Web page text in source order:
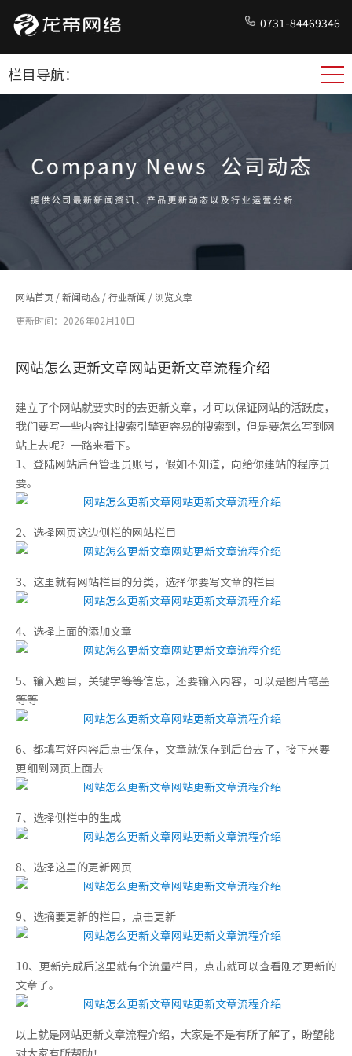
0731-84469346
栏目导航：
网站首页 /新闻动态 /行业新闻 / 浏览文章
更新时间：2026年02月10日
网站怎么更新文章网站更新文章流程介绍
建立了个网站就要实时的去更新文章，才可以保证网站的活跃度，
我们要写一些内容让搜索引擎更容易的搜索到，但是要怎么写到网
站上去呢？一路来看下。
1、登陆网站后台管理员账号，假如不知道，向给你建站的程序员
要。
2、选择网页这边侧栏的网站栏目
3、这里就有网站栏目的分类，选择你要写文章的栏目
4、选择上面的添加文章
5、输入题目，关键字等等信息，还要输入内容，可以是图片笔墨
等等
6、都填写好内容后点击保存，文章就保存到后台去了，接下来要
更细到网页上面去
7、选择侧栏中的生成
8、选择这里的更新网页
9、选摘要更新的栏目，点击更新
10、更新完成后这里就有个流量栏目，点击就可以查看刚才更新的
文章了。
以上就是网站更新文章流程介绍，大家是不是有所了解了，盼望能
对大家有所帮助！